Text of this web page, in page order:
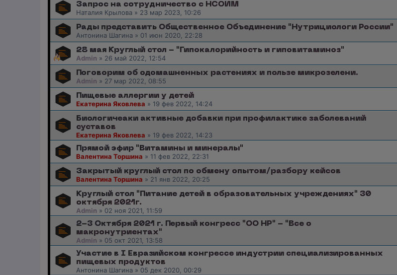
Запрос на сотрудничество с НСОИМ
Наталия Крылова » 23 мар 2023, 10:26
Рады представить Общественное Объединение "Нутрициологи России"
Антонина Шагина » 01 июн 2020, 22:28
28 мая Круглый стол - "Гипокалорийность и гиповитаминоз"
Admin » 26 май 2022, 12:54
Поговорим об одомашненных растениях и пользе микрозелени.
Admin » 27 мар 2022, 08:55
Пищевые аллергии у детей
Екатерина Яковлева » 19 фев 2022, 14:24
Биологичеаки активные добавки при профилактике заболеваний
суставов
Екатерина Яковлева » 19 фев 2022, 14:23
Прямой эфир "Витамины и минералы"
Валентина Торшина » 11 фев 2022, 22:31
Закрытый круглый стол по обмену опытом/разбору кейсов
Валентина Торшина » 21 янв 2022, 20:25
Круглый стол "Питание детей в образовательных учреждениях" 30
октября 2021г.
Admin » 02 ноя 2021, 11:59
2-3 Октября 2021 г. Первый конгресс "ОО НР" - "Все о
макронутриентах"
Admin » 05 окт 2021, 13:58
Участие в I Евразийском конгрессе индустрии специализированных
пищевых продуктов
Антонина Шагина » 05 дек 2020, 00:29